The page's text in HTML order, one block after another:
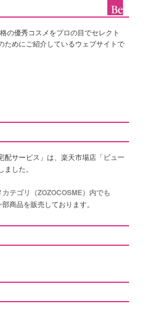
の優秀コスメをプロの目でセレクト
ためにご紹介しているウェブサイトで
配サービス」は、楽天市場店「ビュー
ました。
テゴリ（ZOZOCOSME）内でも
部商品を販売しております。